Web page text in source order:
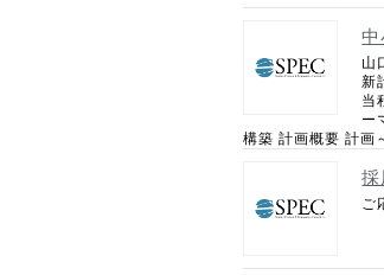
中
山
新
当
ー
構築 計画概要 計
採
ご